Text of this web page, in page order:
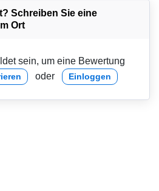
Schreiben Sie eine
Ort
sein, um eine Bewertung
oder Einloggen